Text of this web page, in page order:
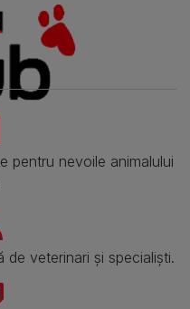
pentru nevoile animalului
veterinari și specialiști.